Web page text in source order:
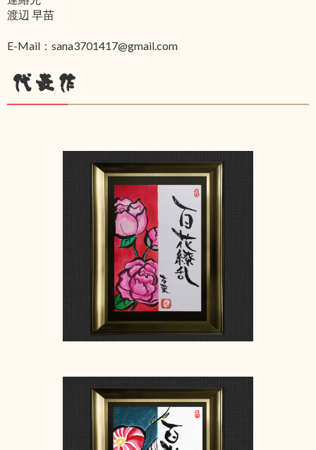
渡辺 早苗
E-Mail：sana3701417@gmail.com
代表作